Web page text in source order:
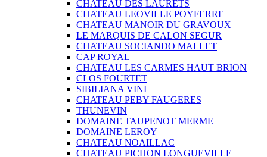
CHATEAU DES LAURETS
CHATEAU LEOVILLE POYFERRE
CHATEAU MANOIR DU GRAVOUX
LE MARQUIS DE CALON SEGUR
CHATEAU SOCIANDO MALLET
CAP ROYAL
CHATEAU LES CARMES HAUT BRION
CLOS FOURTET
SIBILIANA VINI
CHATEAU PEBY FAUGERES
THUNEVIN
DOMAINE TAUPENOT MERME
DOMAINE LEROY
CHATEAU NOAILLAC
CHATEAU PICHON LONGUEVILLE